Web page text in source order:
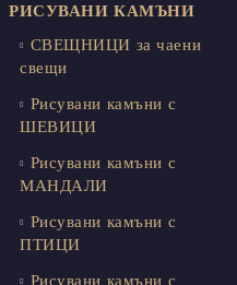
РИСУВАНИ КАМЪНИ
СВЕЩНИЦИ за чаени
свещи
Рисувани камъни с
ШЕВИЦИ
Рисувани камъни с
МАНДАЛИ
Рисувани камъни с
ПТИЦИ
Рисувани камъни с